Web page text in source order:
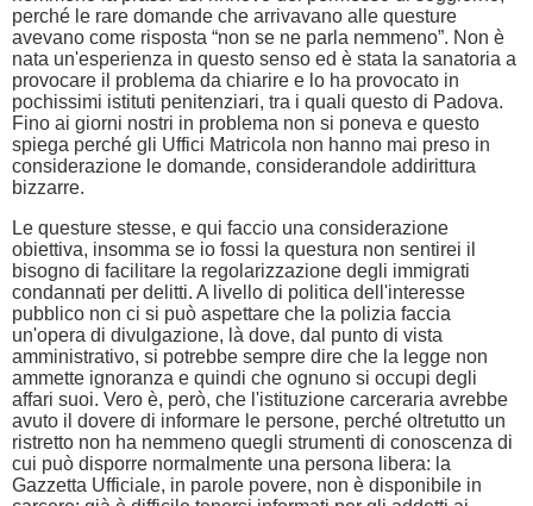
perché le rare domande che arrivavano alle questure
avevano come risposta “non se ne parla nemmeno”. Non è
nata un'esperienza in questo senso ed è stata la sanatoria a
provocare il problema da chiarire e lo ha provocato in
pochissimi istituti penitenziari, tra i quali questo di Padova.
Fino ai giorni nostri in problema non si poneva e questo
spiega perché gli Uffici Matricola non hanno mai preso in
considerazione le domande, considerandole addirittura
bizzarre.
Le questure stesse, e qui faccio una considerazione
obiettiva, insomma se io fossi la questura non sentirei il
bisogno di facilitare la regolarizzazione degli immigrati
condannati per delitti. A livello di politica dell'interesse
pubblico non ci si può aspettare che la polizia faccia
un'opera di divulgazione, là dove, dal punto di vista
amministrativo, si potrebbe sempre dire che la legge non
ammette ignoranza e quindi che ognuno si occupi degli
affari suoi. Vero è, però, che l'istituzione carceraria avrebbe
avuto il dovere di informare le persone, perché oltretutto un
ristretto non ha nemmeno quegli strumenti di conoscenza di
cui può disporre normalmente una persona libera: la
Gazzetta Ufficiale, in parole povere, non è disponibile in